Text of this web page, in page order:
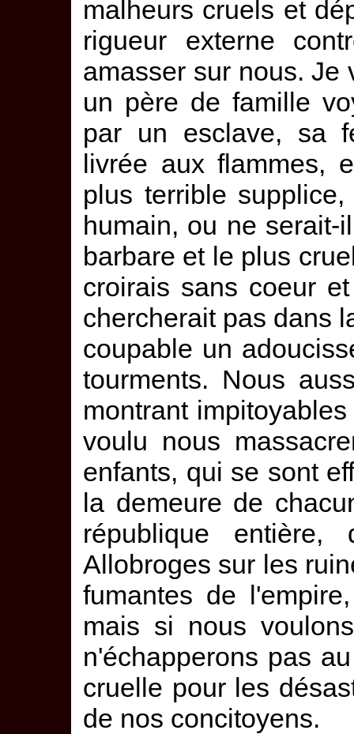
malheurs cruels et
rigueur externe
amasser sur nous. Je
un père de famille
par un esclave, sa
livrée aux flammes,
plus terrible
humain, ou ne serait-
barbare et le plus
croirais sans coeur
chercherait pas dans
coupable un
tourments. Nous
montrant
voulu nous
enfants, qui se sont
la demeure de
république
Allobroges sur les
fumantes de
mais si nous
n'échapperons pas
cruelle pour les
de nos concitoyens.